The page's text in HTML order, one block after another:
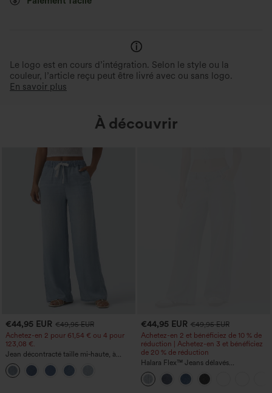
Le logo est en cours d’intégration. Selon le style ou la
couleur, l’article reçu peut être livré avec ou sans logo.
En savoir plus
À découvrir
€44,95 EUR €49,95 EUR
Achetez-en 2 pour 61,54 € ou 4 pour
123,08 €.
Jean décontracté taille mi‑haute, à
cordon de serrage, avec poches
€44,95 EUR €49,95 EUR
Achetez-en 2 et bénéficiez de 10 % de
réduction | Achetez-en 3 et bénéficiez
de 20 % de réduction
Halara Flex™ Jeans délavés
décontractés, coupe baggy à jambe
large, taille basse asymétrique, poches
zippées